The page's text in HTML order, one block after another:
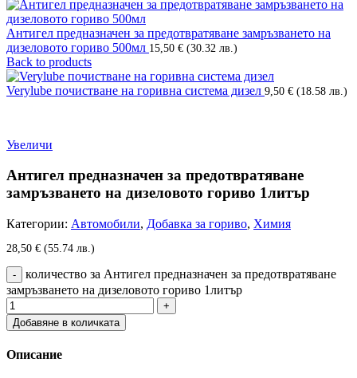
Антигел предназначен за предотвратяване замръзването на
дизеловото гориво 500мл 15,50 € (30.32 лв.)
Back to products
Verylube почистване на горивна система дизел 9,50 € (18.58 лв.)
Увеличи
Антигел предназначен за предотвратяване
замръзването на дизеловото гориво 1литър
Категории: Автомобили, Добавка за гориво, Химия
28,50 € (55.74 лв.)
количество за Антигел предназначен за предотвратяване
замръзването на дизеловото гориво 1литър
Добавяне в количката
Описание